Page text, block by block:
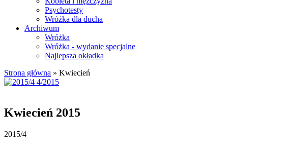
Psychotesty
Wróżka dla ducha
Archiwum
Wróżka
Wróżka - wydanie specjalne
Najlepsza okładka
Strona główna » Kwiecień
Kwiecień 2015
2015/4